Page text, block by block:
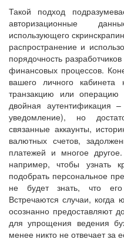
Такой подход
авторизационные
использующего
распространение и
порядочность
финансовых процессов.
вашего личного кабинета
транзакцию или
двойная аутентификация
уведомление), но
связанные аккаунты,
валютных счетов,
платежей и многое
например, чтобы узнать
подобрать персональное
не будет знать, что
Встречаются случаи, когда
осознанно предоставляют
для упрощения ведения
менее никто не отвечает за